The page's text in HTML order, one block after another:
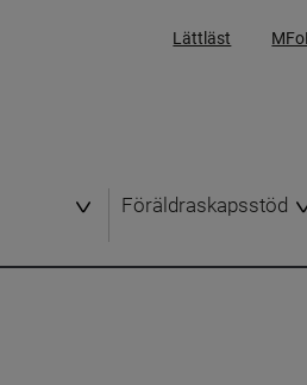
Lättläst
Föräldraskapsstöd